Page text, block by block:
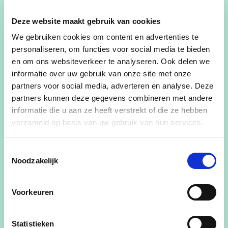
Deze website maakt gebruik van cookies
We gebruiken cookies om content en advertenties te
personaliseren, om functies voor social media te bieden
en om ons websiteverkeer te analyseren. Ook delen we
informatie over uw gebruik van onze site met onze
partners voor social media, adverteren en analyse. Deze
partners kunnen deze gegevens combineren met andere
informatie die u aan ze heeft verstrekt of die ze hebben
verzameld op basis van uw gebruik van hun services.
Noodzakelijk
Voorkeuren
Statistieken
CD&V Leopoldsburg-Heppen nodigt jou van harte
uit voor een boeiende avond met Nawal Farih,
federaal parlementslid, die in dialoog gaat over
het nieuwe federale regeerakkoord.
📅 Datum: Dinsdag 23 september 2025
📍 Locatie: Buurthuis Heppen (Heidestraat 65,